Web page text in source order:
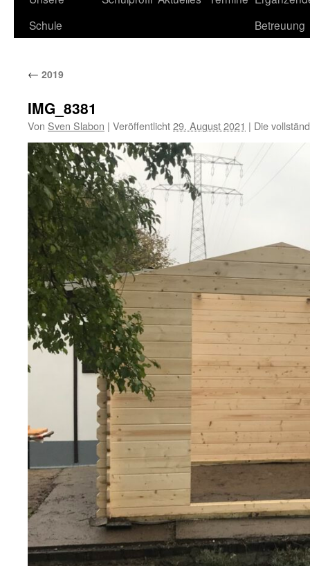
Schule
Betreuung
← 2019
IMG_8381
Von Sven Slabon | Veröffentlicht29. August 2021 | Die